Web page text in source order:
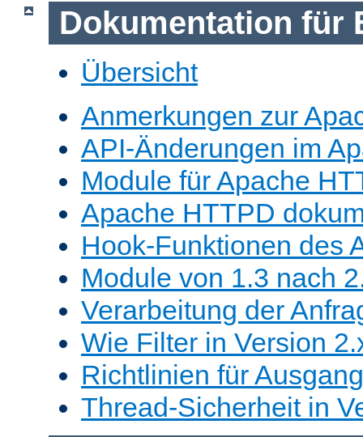
Dokumentation für
Übersicht
Anmerkungen zur
API-Änderungen im
Module für Apache
Apache HTTPD
Hook-Funktionen des
Module von 1.3 nach
Verarbeitung der
Wie Filter in Version
Richtlinien für
Thread-Sicherheit in